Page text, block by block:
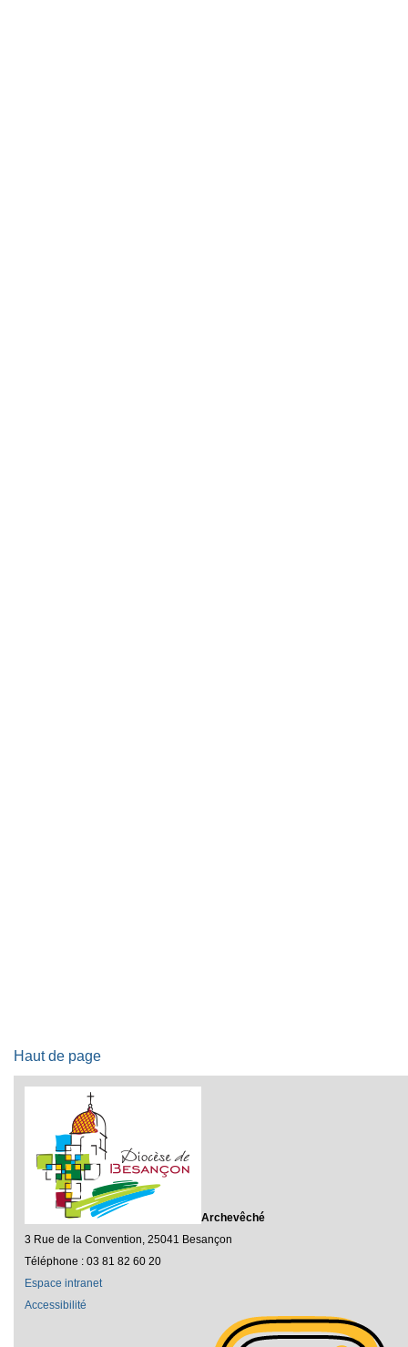
Haut de page
Archevêché
3 Rue de la Convention, 25041 Besançon
Téléphone : 03 81 82 60 20
Espace intranet
Accessibilité